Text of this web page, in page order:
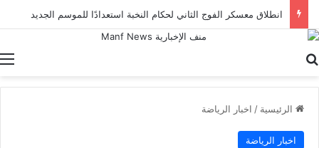
انطلاق معسكر الفوج الثاني لحكام النخبة استعدادًا للموسم الجديد
الرئيسية / اخبار الرياضة
اخبار الرياضة